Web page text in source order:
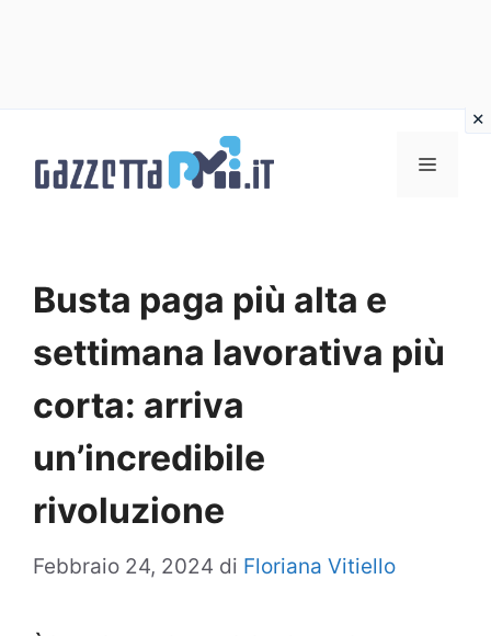
Menu
Busta paga più alta e
settimana lavorativa più
corta: arriva
un’incredibile
rivoluzione
Febbraio 24, 2024 di Floriana Vitiello